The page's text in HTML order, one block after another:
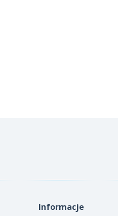
Informacje